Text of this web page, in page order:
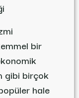
bir
gibi birçok
hale